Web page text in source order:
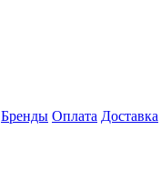
Бренды Оплата Доставка